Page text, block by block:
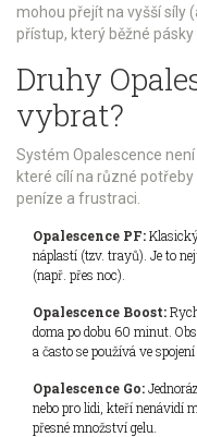
mohou přejít na vyšší síly
přístup, který běžné pásky
Druhy
vybrat?
Systém Opalescence
které cílí na různé
peníze a frustraci.
Opalescence PF:
náplastí (tzv. trayů). Je to
(např. přes noc).
Opalescence Boost:
doma po dobu 60 minut.
a často se používá ve
Opalescence Go:
nebo pro lidi, kteří nenávidí
přesné množství gelu.